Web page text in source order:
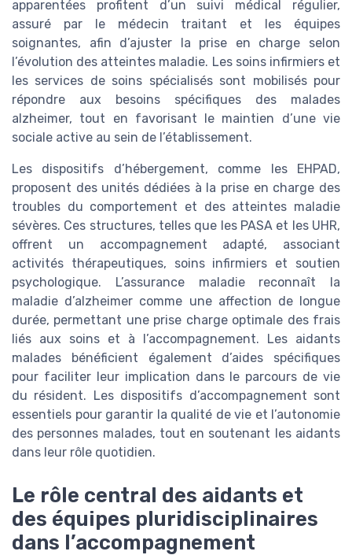
apparentées profitent d’un suivi médical régulier,
assuré par le médecin traitant et les équipes
soignantes, afin d’ajuster la prise en charge selon
l’évolution des atteintes maladie. Les soins infirmiers et
les services de soins spécialisés sont mobilisés pour
répondre aux besoins spécifiques des malades
alzheimer, tout en favorisant le maintien d’une vie
sociale active au sein de l’établissement.
Les dispositifs d’hébergement, comme les EHPAD,
proposent des unités dédiées à la prise en charge des
troubles du comportement et des atteintes maladie
sévères. Ces structures, telles que les PASA et les UHR,
offrent un accompagnement adapté, associant
activités thérapeutiques, soins infirmiers et soutien
psychologique. L’assurance maladie reconnaît la
maladie d’alzheimer comme une affection de longue
durée, permettant une prise charge optimale des frais
liés aux soins et à l’accompagnement. Les aidants
malades bénéficient également d’aides spécifiques
pour faciliter leur implication dans le parcours de vie
du résident. Les dispositifs d’accompagnement sont
essentiels pour garantir la qualité de vie et l’autonomie
des personnes malades, tout en soutenant les aidants
dans leur rôle quotidien.
Le rôle central des aidants et
des équipes pluridisciplinaires
dans l’accompagnement